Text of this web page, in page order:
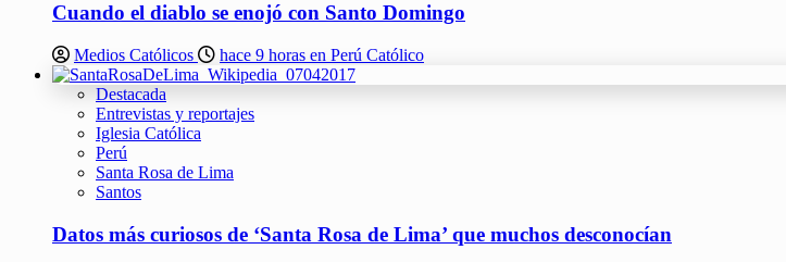
Cuando el diablo se enojó con Santo Domingo
Medios Católicos hace 9 horas en Perú Católico
Destacada
Entrevistas y reportajes
Iglesia Católica
Perú
Santa Rosa de Lima
Santos
Datos más curiosos de ‘Santa Rosa de Lima’ que muchos desconocían